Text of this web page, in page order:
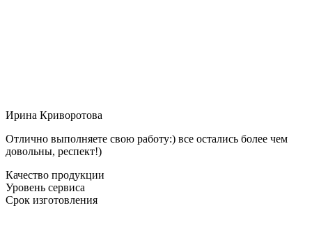
Ирина Криворотова
Отлично выполняете свою работу:) все остались более чем
довольны, респект!)
Качество продукции
Уровень сервиса
Срок изготовления